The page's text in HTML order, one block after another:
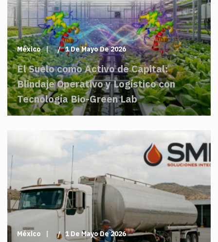
México 1 De Mayo De 2026
El Suelo como Activo de Capital:
Blindaje Operativo y Logístico con
Tecnología Bio-Green Lab
México 1 De Mayo De 2026